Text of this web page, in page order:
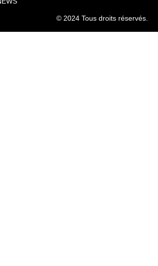
© 2024 Tous droits réservés.